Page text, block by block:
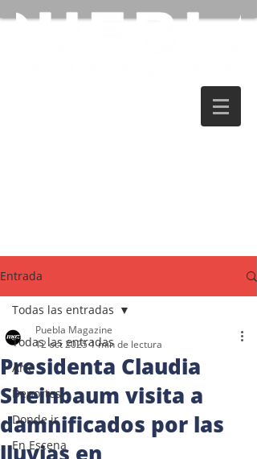
Entrada
Todas las entradas
Arte
Deportes
Donde ir
En Escena
Todas las entradas
Presidenta Claudia
Sheinbaum visita a
damnificados por las
Puebla Magazine
12 oct 20251 min de lectura